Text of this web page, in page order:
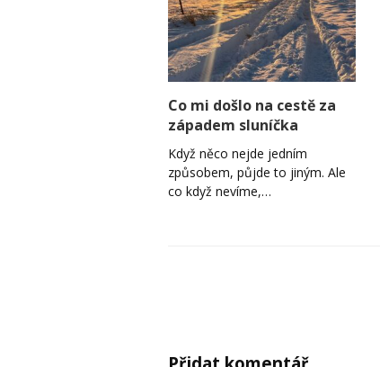
Co mi došlo na cestě za
západem sluníčka
Když něco nejde jedním
způsobem, půjde to jiným. Ale
co když nevíme,…